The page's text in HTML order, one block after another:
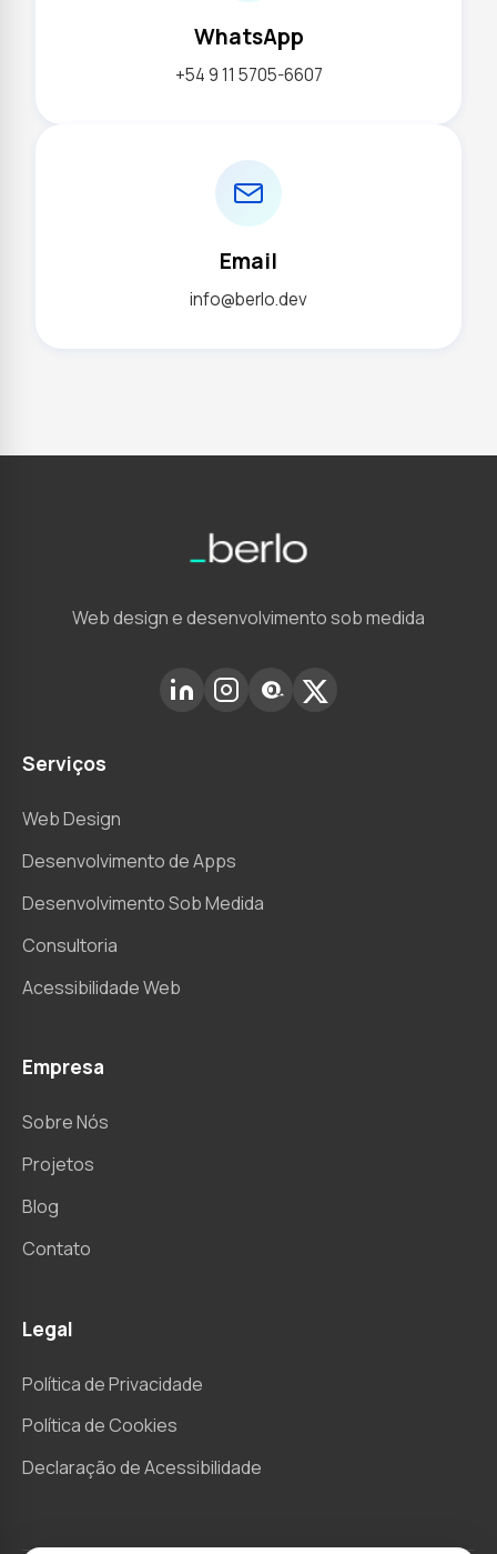
WhatsApp
+54 9 11 5705-6607
Email
info@berlo.dev
Web design e desenvolvimento sob medida
Serviços
Web Design
Desenvolvimento de Apps
Desenvolvimento Sob Medida
Consultoria
Acessibilidade Web
Empresa
Sobre Nós
Projetos
Blog
Contato
Legal
Política de Privacidade
Política de Cookies
Declaração de Acessibilidade